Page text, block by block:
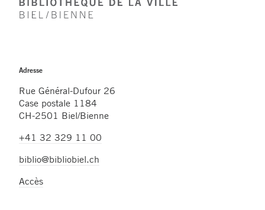
Adresse
Rue Général-Dufour 26
Case postale 1184
CH-2501 Biel/Bienne
+41 32 329 11 00
biblio@bibliobiel.ch
Accès